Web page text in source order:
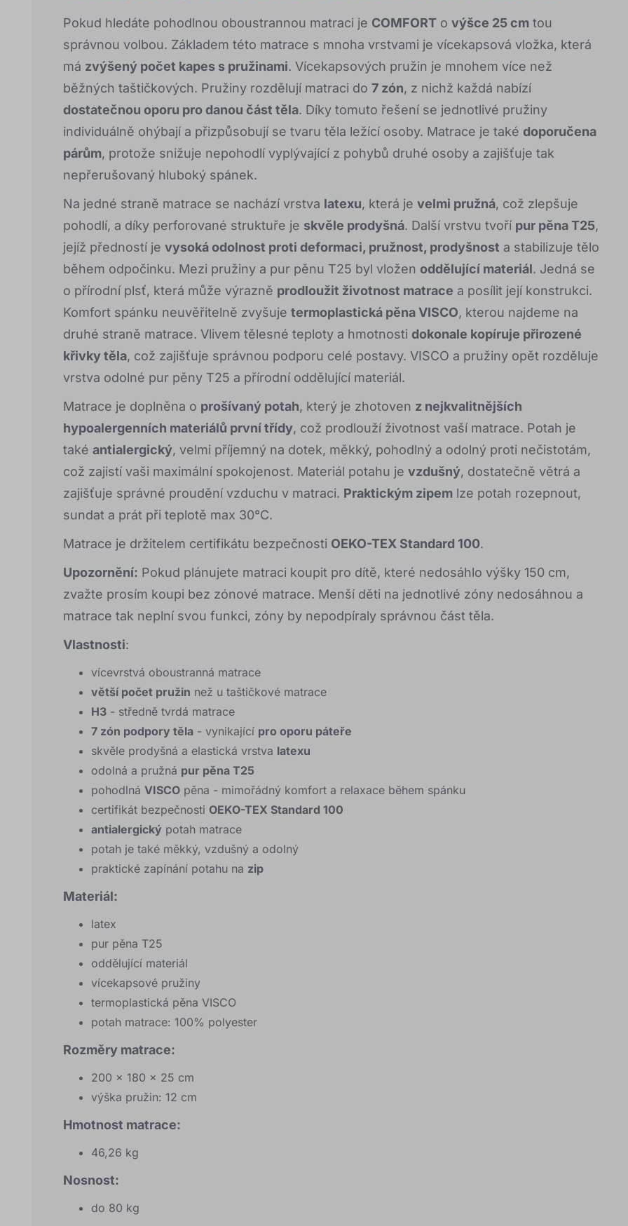
Pokud hledáte pohodlnou oboustrannou matraci je COMFORT o výšce 25 cm tou
správnou volbou. Základem této matrace s mnoha vrstvami je vícekapsová vložka, která
má zvýšený počet kapes s pružinami. Vícekapsových pružin je mnohem více než
běžných taštičkových. Pružiny rozdělují matraci do 7 zón, z nichž každá nabízí
dostatečnou oporu pro danou část těla. Díky tomuto řešení se jednotlivé pružiny
individuálně ohýbají a přizpůsobují se tvaru těla ležící osoby. Matrace je také doporučena
párům, protože snižuje nepohodlí vyplývající z pohybů druhé osoby a zajišťuje tak
nepřerušovaný hluboký spánek.
Na jedné straně matrace se nachází vrstva latexu, která je velmi pružná, což zlepšuje
pohodlí, a díky perforované struktuře je skvěle prodyšná. Další vrstvu tvoří pur pěna T25,
jejíž předností je vysoká odolnost proti deformaci, pružnost, prodyšnost a stabilizuje tělo
během odpočinku. Mezi pružiny a pur pěnu T25 byl vložen oddělující materiál. Jedná se
o přírodní plsť, která může výrazně prodloužit životnost matrace a posílit její konstrukci.
Komfort spánku neuvěřitelně zvyšuje termoplastická pěna VISCO, kterou najdeme na
druhé straně matrace. Vlivem tělesné teploty a hmotnosti dokonale kopíruje přirozené
křivky těla, což zajišťuje správnou podporu celé postavy. VISCO a pružiny opět rozděluje
vrstva odolné pur pěny T25 a přírodní oddělující materiál.
Matrace je doplněna o prošívaný potah, který je zhotoven z nejkvalitnějších
hypoalergenních materiálů první třídy, což prodlouží životnost vaší matrace. Potah je
také antialergický, velmi příjemný na dotek, měkký, pohodlný a odolný proti nečistotám,
což zajistí vaši maximální spokojenost. Materiál potahu je vzdušný, dostatečně větrá a
zajišťuje správné proudění vzduchu v matraci. Praktickým zipem lze potah rozepnout,
sundat a prát při teplotě max 30°C.
Matrace je držitelem certifikátu bezpečnosti OEKO-TEX Standard 100.
Upozornění: Pokud plánujete matraci koupit pro dítě, které nedosáhlo výšky 150 cm,
zvažte prosím koupi bez zónové matrace. Menší děti na jednotlivé zóny nedosáhnou a
matrace tak neplní svou funkci, zóny by nepodpíraly správnou část těla.
Vlastnosti:
vícevrstvá oboustranná matrace
větší počet pružin než u taštičkové matrace
H3 - středně tvrdá matrace
7 zón podpory těla - vynikající pro oporu páteře
skvěle prodyšná a elastická vrstva latexu
odolná a pružná pur pěna T25
pohodlná VISCO pěna - mimořádný komfort a relaxace během spánku
certifikát bezpečnosti OEKO-TEX Standard 100
antialergický potah matrace
potah je také měkký, vzdušný a odolný
praktické zapínání potahu na zip
Materiál:
latex
pur pěna T25
oddělující materiál
vícekapsové pružiny
termoplastická pěna VISCO
potah matrace: 100% polyester
Rozměry matrace:
200 x 180 x 25 cm
výška pružin: 12 cm
Hmotnost matrace:
46,26 kg
Nosnost:
do 80 kg